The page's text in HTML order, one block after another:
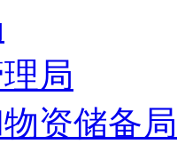
局
资储备局